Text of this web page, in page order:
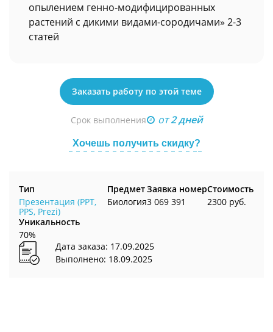
опылением генно-модифицированных
растений с дикими видами-сородичами» 2-3
статей
Заказать работу по этой теме
Срок выполнения от2 дней
Хочешь получить скидку?
Тип
Презентация (PPT,
PPS, Prezi)
Предмет
Биология
Заявка номер
3 069 391
Стоимость
2300 руб.
Уникальность
70%
Дата заказа: 17.09.2025
Выполнено: 18.09.2025